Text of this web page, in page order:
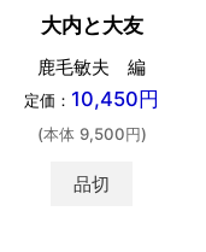
大内と大友
鹿毛敏夫 編
定価： 10,450円
(本体 9,500円)
品切